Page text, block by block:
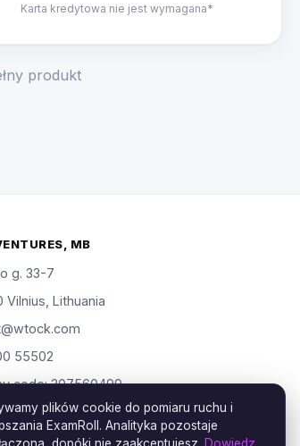
Karta kredytowa nie jest wymagana*
produkt
MB
g. 33-7
Vilnius, Lithuania
55502
code: 307560499
plików cookie do pomiaru ruchu i
ExamRoll. Analityka pozostaje